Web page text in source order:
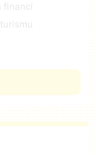
financí